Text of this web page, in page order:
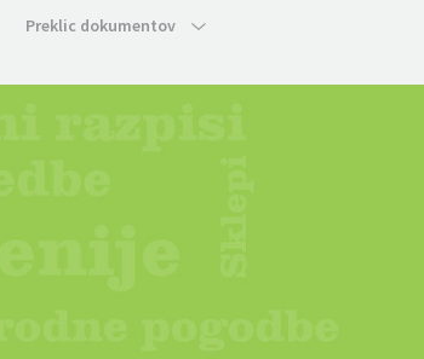
Preklic dokumentov